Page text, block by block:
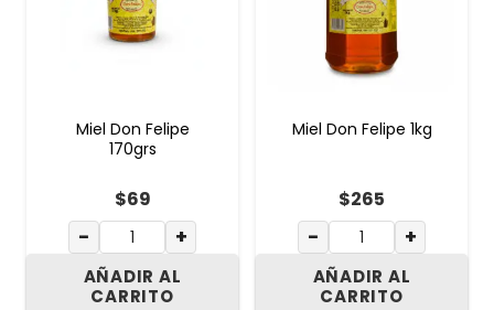
Miel Don Felipe
170grs
$69
− +
AÑADIR AL
CARRITO
Miel Don Felipe 1kg
$265
− +
AÑADIR AL
CARRITO